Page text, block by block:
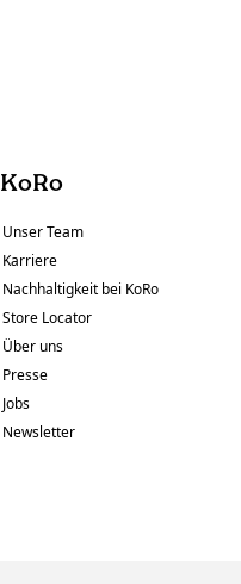
KoRo
Unser Team
Karriere
Nachhaltigkeit bei KoRo
Store Locator
Über uns
Presse
Jobs
Newsletter